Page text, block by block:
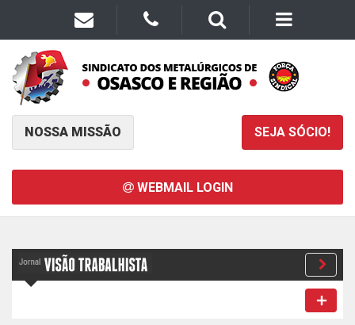
NOSSA MISSÃO SEJA SÓCIO!
WEBMAIL LOGIN